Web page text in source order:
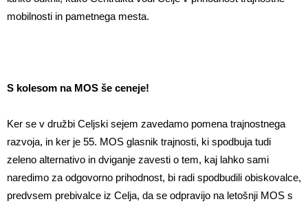
mobilnosti in pametnega mesta.
S kolesom na MOS še ceneje!
Ker se v družbi Celjski sejem zavedamo pomena trajnostnega
razvoja, in ker je 55. MOS glasnik trajnosti, ki spodbuja tudi
zeleno alternativo in dviganje zavesti o tem, kaj lahko sami
naredimo za odgovorno prihodnost, bi radi spodbudili obiskovalce,
predvsem prebivalce iz Celja, da se odpravijo na letošnji MOS s